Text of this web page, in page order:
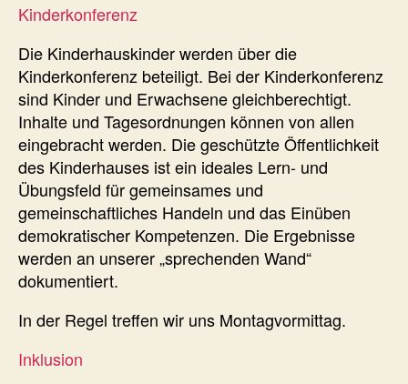
Kinderkonferenz
Die Kinderhauskinder werden über die
Kinderkonferenz beteiligt. Bei der Kinderkonferenz
sind Kinder und Erwachsene gleichberechtigt.
Inhalte und Tagesordnungen können von allen
eingebracht werden. Die geschützte Öffentlichkeit
des Kinderhauses ist ein ideales Lern- und
Übungsfeld für gemeinsames und
gemeinschaftliches Handeln und das Einüben
demokratischer Kompetenzen. Die Ergebnisse
werden an unserer „sprechenden Wand“
dokumentiert.
In der Regel treffen wir uns Montagvormittag.
Inklusion